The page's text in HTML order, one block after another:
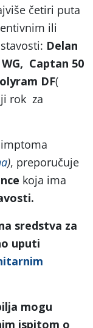
četiri puta
ili
Delan
Captan 50
DF(
rok za
), preporučuje
koja ima
sredstva za
uputi
mogu
ispitom o